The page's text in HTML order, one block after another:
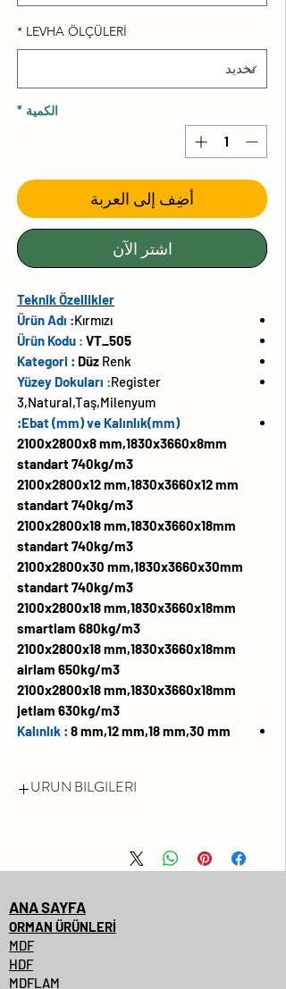
LEVHA ÖLÇÜLERİ
*
الكمية *
أضِف إلى العربة
اشترِ الآن
Teknik Özellikler
Ürün Adı :Kırmızı
Ürün Kodu : VT_505
Kategori : Düz Renk
Yüzey Dokuları :Register
3,Natural,Taş,Milenyum
Ebat (mm) ve Kalınlık(mm):
2100x2800x8 mm,1830x3660x8mm
standart 740kg/m3
2100x2800x12 mm,1830x3660x12 mm
standart 740kg/m3
2100x2800x18 mm,1830x3660x18mm
standart 740kg/m3
2100x2800x30 mm,1830x3660x30mm
standart 740kg/m3
2100x2800x18 mm,1830x3660x18mm
smartlam 680kg/m3
2100x2800x18 mm,1830x3660x18mm
airlam 650kg/m3
2100x2800x18 mm,1830x3660x18mm
jetlam 630kg/m3
Kalınlık : 8 mm,12 mm,18 mm,30 mm
URUN BILGILERI
LÜTFEN FSC® SERTİFİKALI
DARBEYE VE ÇİZİLMEYE KARŞI
YÜZEY DAYANIMI YÜKSEKTİR
SOLMAYA VE KİMYASALLARA
KARŞI DAYANIMLIDIR
ANA SAYFA
ORMAN ÜRÜNLERİ
MDF
HDF
MDFLAM